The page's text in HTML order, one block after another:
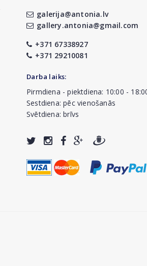
galerija@antonia.lv
gallery.antonia@gmail.com
+371 67338927
+371 29210081
Darba laiks:
Pirmdiena - piektdiena: 10:00 -
Sestdiena: pēc vienošanās
Svētdiena: brīvs